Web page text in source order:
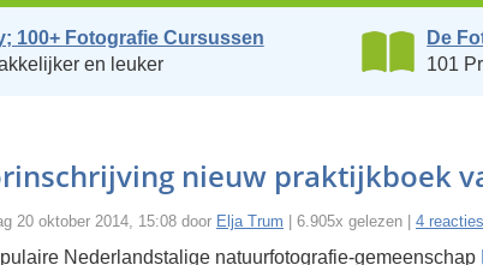
100+ Fotografie Cursussen
en leuker
De
101
nieuw praktijkboek
20 oktober 2014, 15:08 door Elja Trum | 6.905x gelezen | 4 reacties
Nederlandstalige natuurfotografie-gemeenschap